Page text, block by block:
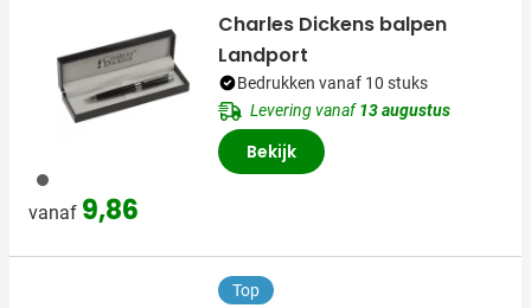
001
vanaf 9,86
Charles Dickens balpen
Landport
Bedrukken vanaf 10 stuks
Levering vanaf13 augustus
Bekijk
Top